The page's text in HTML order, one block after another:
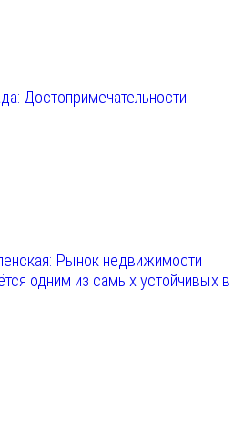
Достопримечательности
Рынок недвижимости
одним из самых устойчивых в